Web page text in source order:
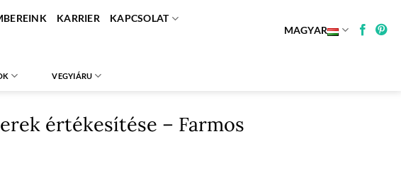
KARRIER KAPCSOLAT
MAGYAR
VEGYIÁRU
értékesítése – Farmos